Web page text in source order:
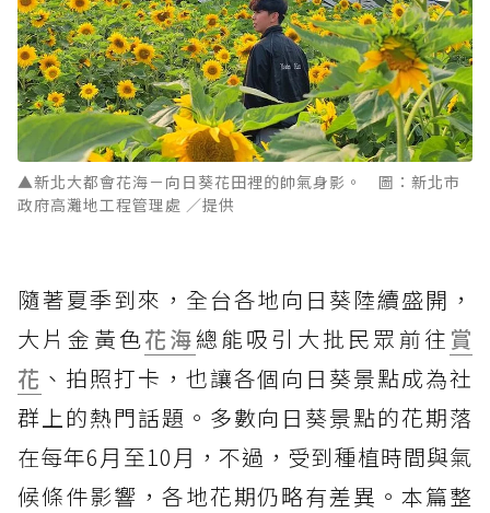
▲新北大都會花海－向日葵花田裡的帥氣身影。 圖：新北市
政府高灘地工程管理處 ／提供
隨著夏季到來，全台各地向日葵陸續盛開，
大片金黃色花海總能吸引大批民眾前往 賞
花 、拍照打卡，也讓各個向日葵景點成為社
群上的熱門話題。多數向日葵景點的花期落
在每年6月至10月，不過，受到種植時間與氣
候條件影響，各地花期仍略有差異。本篇整